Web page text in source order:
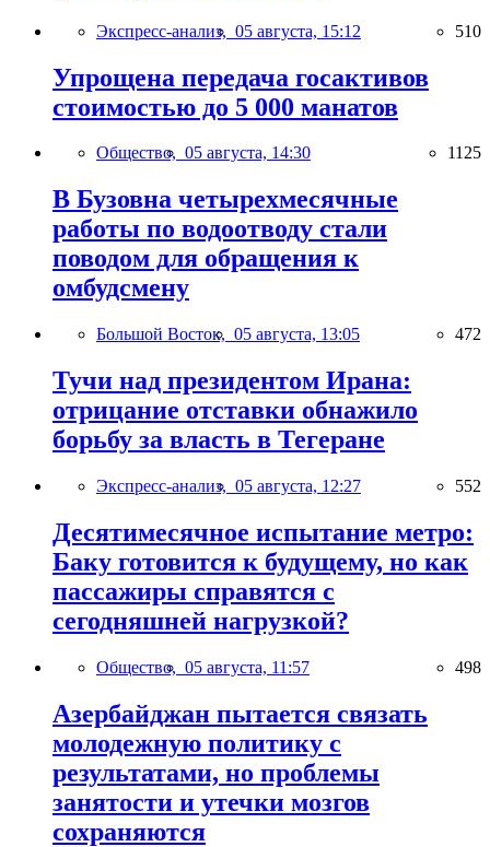
Экспресс-анализ, 05 августа, 15:12 510
Упрощена передача госактивов
стоимостью до 5 000 манатов
Общество, 05 августа, 14:30 1125
В Бузовна четырехмесячные
работы по водоотводу стали
поводом для обращения к
омбудсмену
Большой Восток, 05 августа, 13:05 472
Тучи над президентом Ирана:
отрицание отставки обнажило
борьбу за власть в Тегеране
Экспресс-анализ, 05 августа, 12:27 552
Десятимесячное испытание метро:
Баку готовится к будущему, но как
пассажиры справятся с
сегодняшней нагрузкой?
Общество, 05 августа, 11:57 498
Азербайджан пытается связать
молодежную политику с
результатами, но проблемы
занятости и утечки мозгов
сохраняются